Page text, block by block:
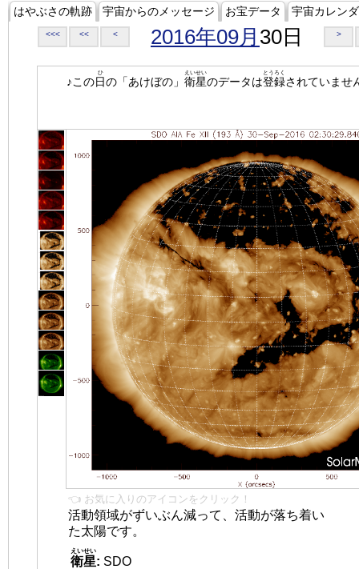
はやぶさの軌跡 宇宙からのメッセージ お宝データ 宇宙カレン
<<< << < 2016年09月 30日 >
♪この日
ひ
の「あけぼの」 衛星
えいせい
のデータは登録
とうろく
されていませ
👈 お気に入りのアイコンをクリック！
活動領域がずいぶん減って、活動が落ち着い
た太陽です。
衛星
えいせい
: SDO